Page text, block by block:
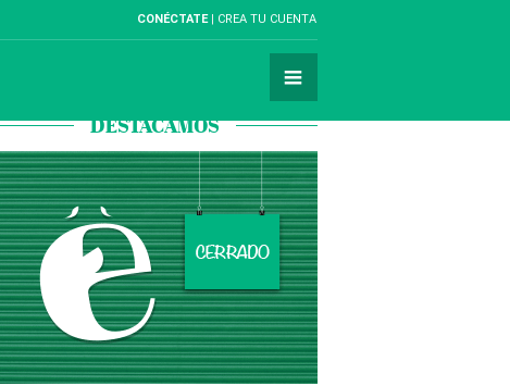
CONÉCTATE CREA TU CUENTA
DESTACAMOS